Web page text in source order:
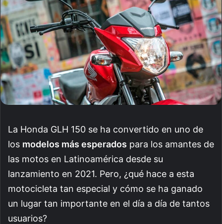
La Honda GLH 150 se ha convertido en uno de
los modelos más esperados para los amantes de
las motos en Latinoamérica desde su
lanzamiento en 2021. Pero, ¿qué hace a esta
motocicleta tan especial y cómo se ha ganado
un lugar tan importante en el día a día de tantos
usuarios?